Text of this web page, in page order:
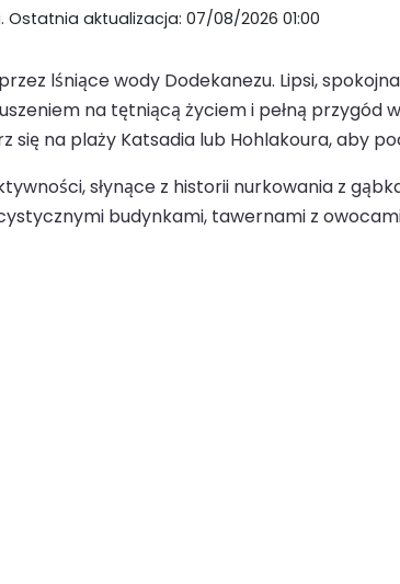
aktualizacja: 07/08/2026 01:00
lśniące wody Dodekanezu. Lipsi,
na tętniącą życiem i pełną przygód
na plaży Katsadia lub Hohlakoura, aby
słynące z historii nurkowania z
budynkami, tawernami z